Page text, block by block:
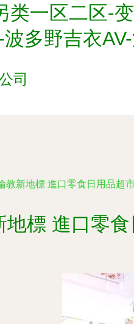
类一区二区-
多野吉衣
司
教新地標 進口零食日用品超
地標 進口零